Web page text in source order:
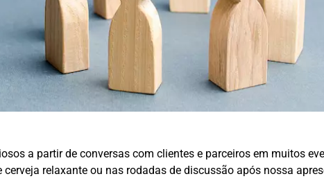
a partir de conversas com clientes e parceiros em muitos
relaxante ou nas rodadas de discussão após nossa